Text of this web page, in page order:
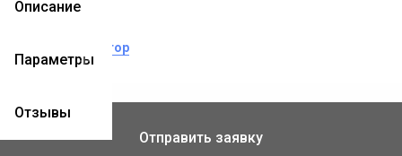
Описание
Параметры
Отзывы
экскаватор
Отправить заявку